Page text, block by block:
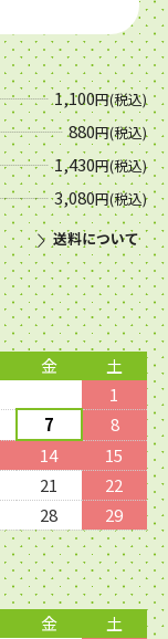
1,100円(税込)
880円(税込)
1,430円(税込)
3,080円(税込)
送料について
金
土
1
7
8
14
15
21
22
28
29
金
土